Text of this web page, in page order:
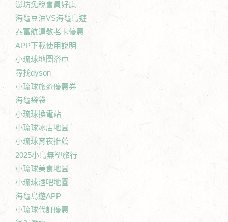
澎坊免稅會員好康
海龜豆油VS海龜島遊
泰富航運敬老卡優惠
APP下載使用說明
小琉球地圖浴巾
尋找dyson
小琉球旅遊優惠券
海龜袋袋
小琉球換電站
小琉球冰店地圖
小琉球宵夜推薦
2025小島無塑旅行
小琉球美食地圖
小琉球酒吧地圖
海龜島遊APP
小琉球代訂優惠